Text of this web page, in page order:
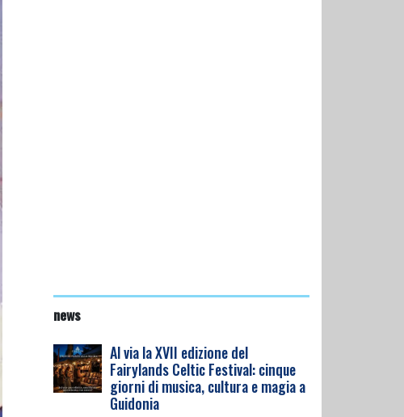
news
Al via la XVII edizione del
Fairylands Celtic Festival: cinque
giorni di musica, cultura e magia a
Guidonia